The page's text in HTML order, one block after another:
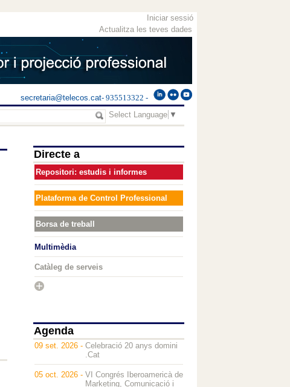
Iniciar sessió
Actualitza les teves dades
secretaria@telecos.cat- 935513322 -
Select Language ▼
Directe a
Repositori: estudis i informes
Plataforma de Control Professional
Borsa de treball
Multimèdia
Catàleg de serveis
Agenda
09 set. 2026 - Celebració 20 anys domini
.Cat
05 oct. 2026 - VI Congrés Iberoamericà de
Marketing, Comunicació i